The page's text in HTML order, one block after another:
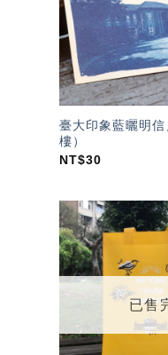
臺大印象藍曬明
樓）
NT$30
已售